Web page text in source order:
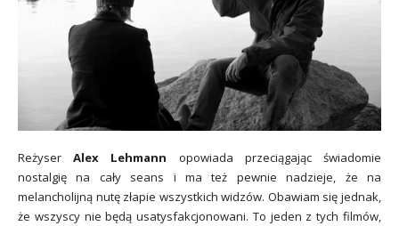
ReżyserAlex Lehmann opowiada przeciągając świadomie
nostalgię na cały seans i ma też pewnie nadzieje, że na
melancholijną nutę złapie wszystkich widzów. Obawiam się jednak,
że wszyscy nie będą usatysfakcjonowani. To jeden z tych filmów,